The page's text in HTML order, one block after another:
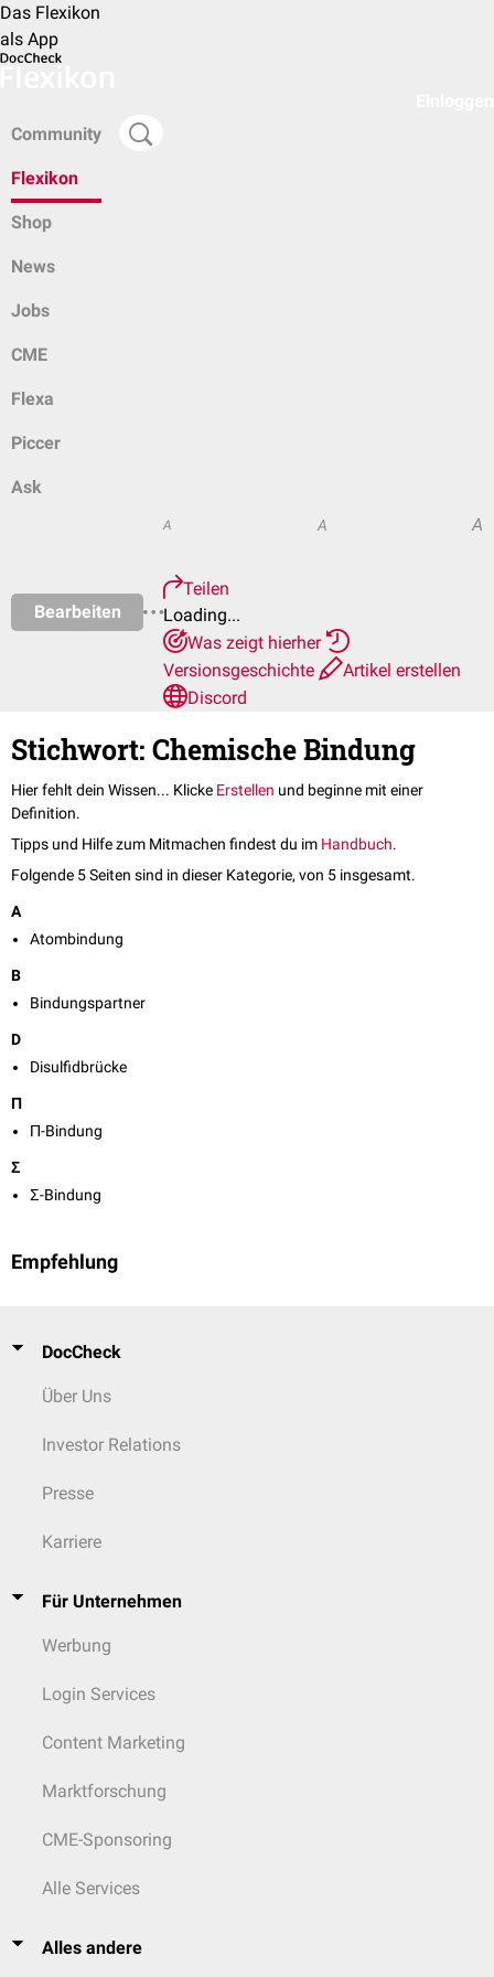
Das Flexikon
als App
Community
Flexikon
Shop
News
Jobs
CME
Flexa
Piccer
Ask
Bearbeiten
A A A
Teilen
Loading...
Was zeigt hierher
Versionsgeschichte
Artikel erstellen
Discord
Stichwort: Chemische Bindung
Hier fehlt dein Wissen... Klicke Erstellen und beginne mit einer
Definition.
Tipps und Hilfe zum Mitmachen findest du im Handbuch.
Folgende 5 Seiten sind in dieser Kategorie, von 5 insgesamt.
A
Atombindung
B
Bindungspartner
D
Disulfidbrücke
Π
Π-Bindung
Σ
Σ-Bindung
Empfehlung
DocCheck
Über Uns
Investor Relations
Presse
Karriere
Für Unternehmen
Werbung
Login Services
Content Marketing
Marktforschung
CME-Sponsoring
Alle Services
Alles andere